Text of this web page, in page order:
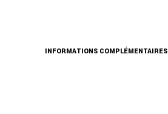
INFORMATIONS COMPLÉMENTAIRES